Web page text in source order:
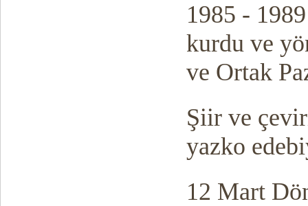
1985 -
kurdu ve
ve Ortak
Şiir ve
yazko
12 Mart